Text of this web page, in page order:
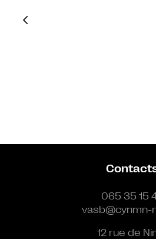
065 35 15
vasb@cynmn-
12 rue de